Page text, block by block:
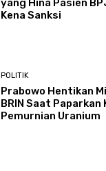
yang Hina Pasien
Kena Sanksi
POLITIK
Prabowo Hentikan
BRIN Saat Paparkan
Pemurnian Uranium